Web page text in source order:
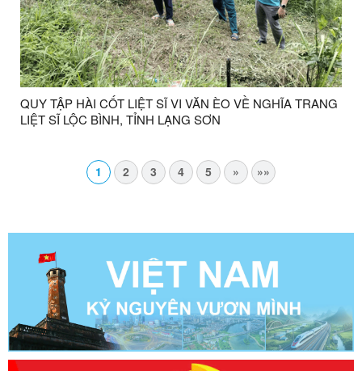
QUY TẬP HÀI CỐT LIỆT SĨ VI VĂN ÈO VỀ NGHĨA TRANG
LIỆT SĨ LỘC BÌNH, TỈNH LẠNG SƠN
1 2 3 4 5 » »»